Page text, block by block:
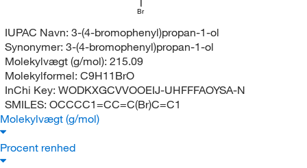
Br
IUPAC Navn: 3-(4-bromophenyl)propan-1-ol
Synonymer: 3-(4-bromophenyl)propan-1-ol
Molekylvægt (g/mol): 215.09
Molekylformel: C9H11BrO
InChi Key: WODKXGCVVOOEIJ-UHFFFAOYSA-N
SMILES: OCCCC1=CC=C(Br)C=C1
Molekylvægt (g/mol)
Procent renhed